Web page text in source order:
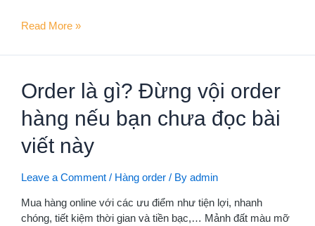
Hướng
tạo
ký
gửi
bằng
cụ
hoặc
cốc
Read More »
Order là gì? Đừng vội order
hàng nếu bạn chưa đọc bài
viết này
Leave a Comment / Hàng order / By admin
Mua hàng online với các ưu điểm như tiện lợi, nhanh
chóng, tiết kiệm thời gian và tiền bạc,… Mảnh đất màu mỡ